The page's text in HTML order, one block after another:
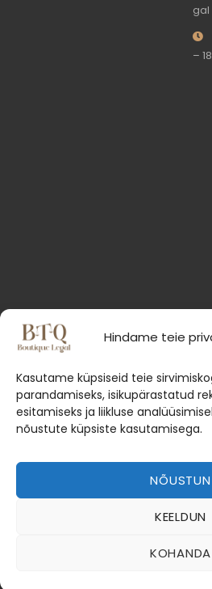
Hindame teie
Kasutame küpsiseid teie
parandamiseks, isikupärastatud
esitamiseks ja liikluse
nõustute küpsiste kasutamisega.
NÕUSTUN
KEELDUN
KOHANDA
gal
–
© 2026 Boutique